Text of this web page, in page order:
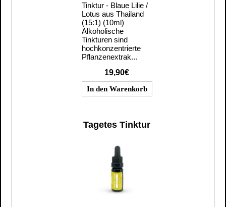
Tinktur - Blaue Lilie /
Lotus aus Thailand
(15:1) (10ml)
Alkoholische
Tinkturen sind
hochkonzentrierte
Pflanzenextrak...
19,90€
Tagetes Tinktur